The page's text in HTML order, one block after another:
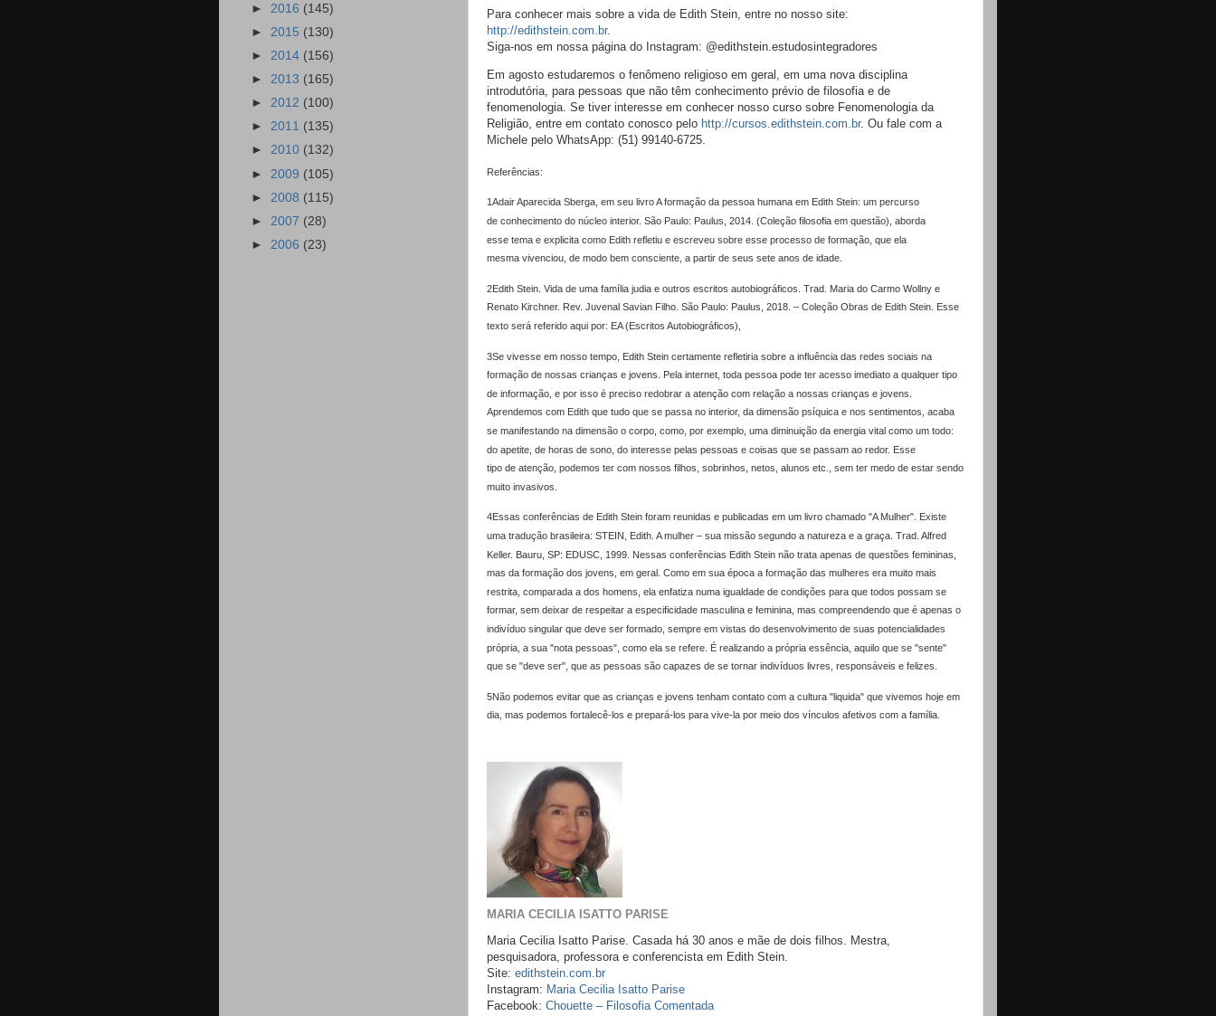
Para conhecer mais sobre a vida de Edith Stein, entre no nosso site:
http://edithstein.com.br.
Siga-nos em nossa página do Instagram: @edithstein.estudosintegradores
Em agosto estudaremos o fenômeno religioso em geral, em uma nova disciplina
introdutória, para pessoas que não têm conhecimento prévio de filosofia e de
fenomenologia. Se tiver interesse em conhecer nosso curso sobre Fenomenologia da
Religião, entre em contato conosco pelo http://cursos.edithstein.com.br. Ou fale com a
Michele pelo WhatsApp: (51) 99140-6725.
Referências:
1Adair Aparecida Sberga, em seu livro A formação da pessoa humana em Edith Stein: um percurso
de conhecimento do núcleo interior. São Paulo: Paulus, 2014. (Coleção filosofia em questão), aborda
esse tema e explicita como Edith refletiu e escreveu sobre esse processo de formação, que ela
mesma vivenciou, de modo bem consciente, a partir de seus sete anos de idade.
2Edith Stein. Vida de uma família judia e outros escritos autobiográficos. Trad. Maria do Carmo Wollny e
Renato Kirchner. Rev. Juvenal Savian Filho. São Paulo: Paulus, 2018. – Coleção Obras de Edith Stein. Esse
texto será referido aqui por: EA (Escritos Autobiográficos),
3Se vivesse em nosso tempo, Edith Stein certamente refletiria sobre a influência das redes sociais na
formação de nossas crianças e jovens. Pela internet, toda pessoa pode ter acesso imediato a qualquer tipo
de informação, e por isso é preciso redobrar a atenção com relação a nossas crianças e jovens.
Aprendemos com Edith que tudo que se passa no interior, da dimensão psíquica e nos sentimentos, acaba
se manifestando na dimensão o corpo, como, por exemplo, uma diminuição da energia vital como um todo:
do apetite, de horas de sono, do interesse pelas pessoas e coisas que se passam ao redor. Esse
tipo de atenção, podemos ter com nossos filhos, sobrinhos, netos, alunos etc., sem ter medo de estar sendo
muito invasivos.
4Essas conferências de Edith Stein foram reunidas e publicadas em um livro chamado "A Mulher". Existe
uma tradução brasileira: STEIN, Edith. A mulher – sua missão segundo a natureza e a graça. Trad. Alfred
Keller. Bauru, SP: EDUSC, 1999. Nessas conferências Edith Stein não trata apenas de questões femininas,
mas da formação dos jovens, em geral. Como em sua época a formação das mulheres era muito mais
restrita, comparada a dos homens, ela enfatiza numa igualdade de condições para que todos possam se
formar, sem deixar de respeitar a especificidade masculina e feminina, mas compreendendo que é apenas o
indivíduo singular que deve ser formado, sempre em vistas do desenvolvimento de suas potencialidades
própria, a sua "nota pessoas", como ela se refere. É realizando a própria essência, aquilo que se "sente"
que se "deve ser", que as pessoas são capazes de se tornar indivíduos livres, responsáveis e felizes.
5Não podemos evitar que as crianças e jovens tenham contato com a cultura "liquida" que vivemos hoje em
dia, mas podemos fortalecê-los e prepará-los para vive-la por meio dos vínculos afetivos com a família.
MARIA CECILIA ISATTO PARISE
Maria Cecilia Isatto Parise. Casada há 30 anos e mãe de dois filhos. Mestra,
pesquisadora, professora e conferencista em Edith Stein.
Site: edithstein.com.br
Instagram: Maria Cecilia Isatto Parise
Facebook: Chouette – Filosofia Comentada
► 2016 (145)
► 2015 (130)
► 2014 (156)
► 2013 (165)
► 2012 (100)
► 2011 (135)
► 2010 (132)
► 2009 (105)
► 2008 (115)
► 2007 (28)
► 2006 (23)